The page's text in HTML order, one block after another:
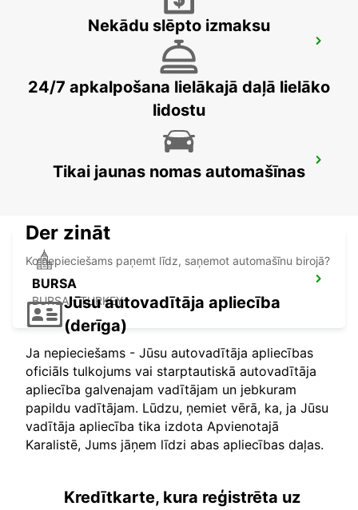
ISTANBUL BAKIRKOY MARMARA FORUM
ISTANBUL GRAND AIRPORT
ISTANBUL - TURKEY
BURSA
BURSA - TURKEY
Nekādu slēpto izmaksu
24/7 apkalpošana lielākajā daļā lielāko
lidostu
Tikai jaunas nomas automašīnas
Der zināt
Ko nepieciešams paņemt līdz, saņemot automašīnu birojā?
Jūsu autovadītāja apliecība
(derīga)
Ja nepieciešams - Jūsu autovadītāja apliecības
oficiāls tulkojums vai starptautiskā autovadītāja
apliecība galvenajam vadītājam un jebkuram
papildu vadītājam. Lūdzu, ņemiet vērā, ka, ja Jūsu
vadītāja apliecība tika izdota Apvienotajā
Karalistē, Jums jāņem līdzi abas apliecības daļas.
Kredītkarte, kura reģistrēta uz